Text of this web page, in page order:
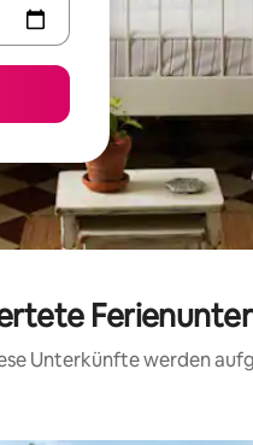
Unterkünfte werden